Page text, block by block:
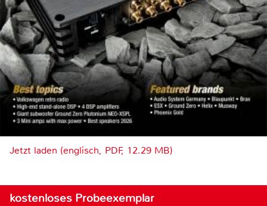
Jetzt laden (englisch, PDF, 12.29 MB)
kostenloses Probeexemplar